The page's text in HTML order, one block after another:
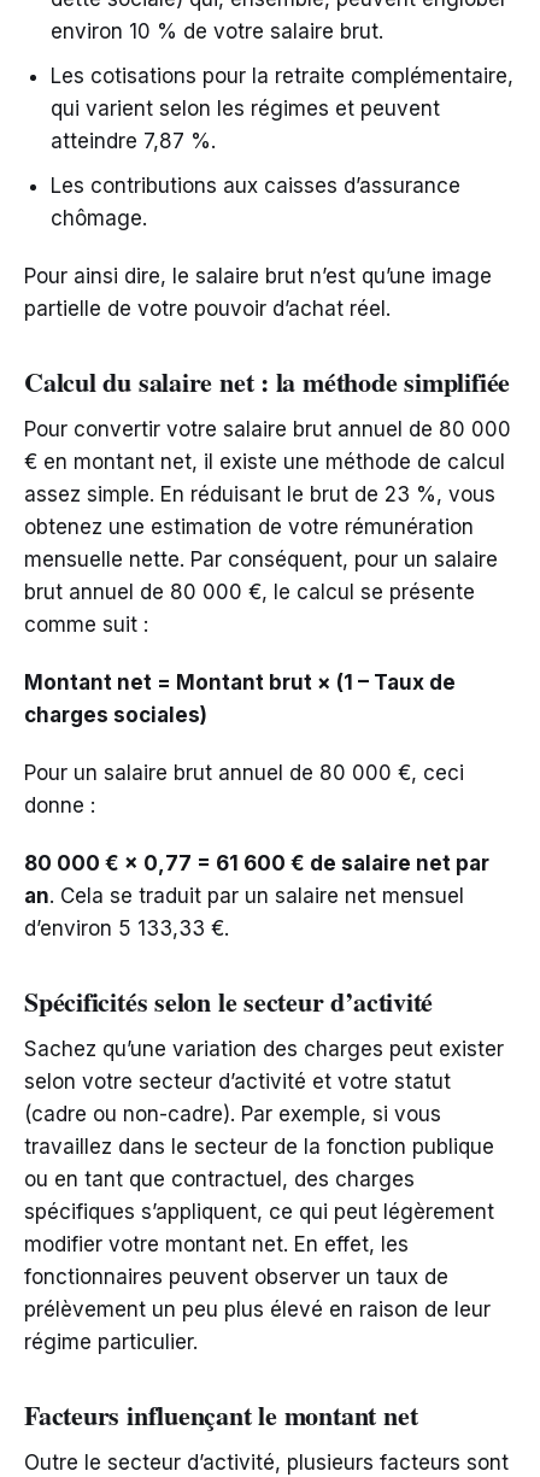
environ 10 % de votre salaire brut.
Les cotisations pour la retraite complémentaire,
qui varient selon les régimes et peuvent
atteindre 7,87 %.
Les contributions aux caisses d’assurance
chômage.
Pour ainsi dire, le salaire brut n’est qu’une image
partielle de votre pouvoir d’achat réel.
Calcul du salaire net : la méthode simplifiée
Pour convertir votre salaire brut annuel de 80 000
€ en montant net, il existe une méthode de calcul
assez simple. En réduisant le brut de 23 %, vous
obtenez une estimation de votre rémunération
mensuelle nette. Par conséquent, pour un salaire
brut annuel de 80 000 €, le calcul se présente
comme suit :
Montant net = Montant brut × (1 – Taux de
charges sociales)
Pour un salaire brut annuel de 80 000 €, ceci
donne :
80 000 € × 0,77 = 61 600 € de salaire net par
an. Cela se traduit par un salaire net mensuel
d’environ 5 133,33 €.
Spécificités selon le secteur d’activité
Sachez qu’une variation des charges peut exister
selon votre secteur d’activité et votre statut
(cadre ou non-cadre). Par exemple, si vous
travaillez dans le secteur de la fonction publique
ou en tant que contractuel, des charges
spécifiques s’appliquent, ce qui peut légèrement
modifier votre montant net. En effet, les
fonctionnaires peuvent observer un taux de
prélèvement un peu plus élevé en raison de leur
régime particulier.
Facteurs influençant le montant net
Outre le secteur d’activité, plusieurs facteurs sont